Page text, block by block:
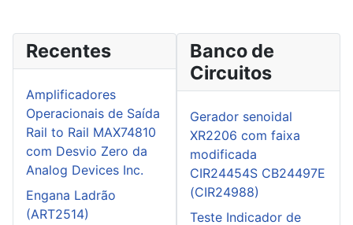
Recentes
Amplificadores
Operacionais de Saída
Rail to Rail MAX74810
com Desvio Zero da
Analog Devices Inc.
Engana Ladrão
(ART2514)
Banco de
Circuitos
Gerador senoidal
XR2206 com faixa
modificada
CIR24454S CB24497E
(CIR24988)
Teste Indicador de